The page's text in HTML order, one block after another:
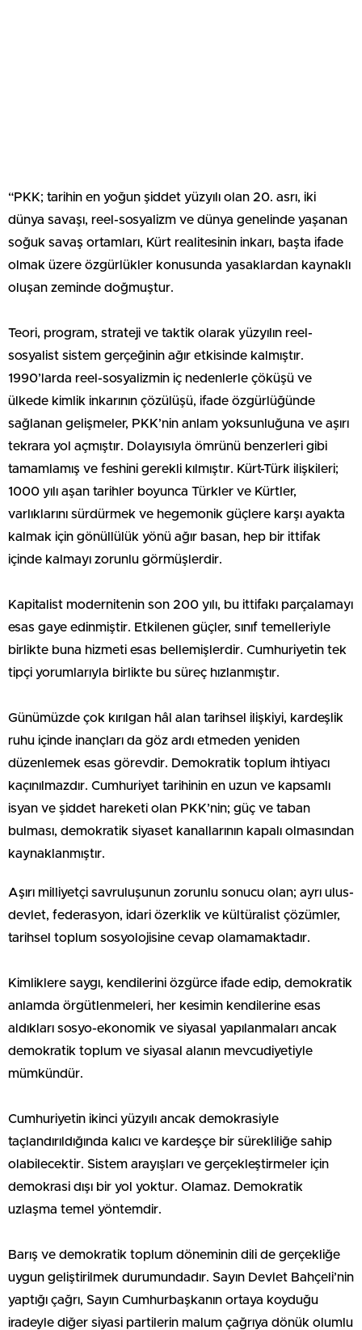
“PKK; tarihin en yoğun şiddet yüzyılı olan 20. asrı, iki
dünya savaşı, reel-sosyalizm ve dünya genelinde yaşanan
soğuk savaş ortamları, Kürt realitesinin inkarı, başta ifade
olmak üzere özgürlükler konusunda yasaklardan kaynaklı
oluşan zeminde doğmuştur.
Teori, program, strateji ve taktik olarak yüzyılın reel-
sosyalist sistem gerçeğinin ağır etkisinde kalmıştır.
1990’larda reel-sosyalizmin iç nedenlerle çöküşü ve
ülkede kimlik inkarının çözülüşü, ifade özgürlüğünde
sağlanan gelişmeler, PKK’nin anlam yoksunluğuna ve aşırı
tekrara yol açmıştır. Dolayısıyla ömrünü benzerleri gibi
tamamlamış ve feshini gerekli kılmıştır. Kürt-Türk ilişkileri;
1000 yılı aşan tarihler boyunca Türkler ve Kürtler,
varlıklarını sürdürmek ve hegemonik güçlere karşı ayakta
kalmak için gönüllülük yönü ağır basan, hep bir ittifak
içinde kalmayı zorunlu görmüşlerdir.
Kapitalist modernitenin son 200 yılı, bu ittifakı parçalamayı
esas gaye edinmiştir. Etkilenen güçler, sınıf temelleriyle
birlikte buna hizmeti esas bellemişlerdir. Cumhuriyetin tek
tipçi yorumlarıyla birlikte bu süreç hızlanmıştır.
Günümüzde çok kırılgan hâl alan tarihsel ilişkiyi, kardeşlik
ruhu içinde inançları da göz ardı etmeden yeniden
düzenlemek esas görevdir. Demokratik toplum ihtiyacı
kaçınılmazdır. Cumhuriyet tarihinin en uzun ve kapsamlı
isyan ve şiddet hareketi olan PKK’nin; güç ve taban
bulması, demokratik siyaset kanallarının kapalı olmasından
kaynaklanmıştır.
Aşırı milliyetçi savruluşunun zorunlu sonucu olan; ayrı ulus-
devlet, federasyon, idari özerklik ve kültüralist çözümler,
tarihsel toplum sosyolojisine cevap olamamaktadır.
Kimliklere saygı, kendilerini özgürce ifade edip, demokratik
anlamda örgütlenmeleri, her kesimin kendilerine esas
aldıkları sosyo-ekonomik ve siyasal yapılanmaları ancak
demokratik toplum ve siyasal alanın mevcudiyetiyle
mümkündür.
Cumhuriyetin ikinci yüzyılı ancak demokrasiyle
taçlandırıldığında kalıcı ve kardeşçe bir sürekliliğe sahip
olabilecektir. Sistem arayışları ve gerçekleştirmeler için
demokrasi dışı bir yol yoktur. Olamaz. Demokratik
uzlaşma temel yöntemdir.
Barış ve demokratik toplum döneminin dili de gerçekliğe
uygun geliştirilmek durumundadır. Sayın Devlet Bahçeli’nin
yaptığı çağrı, Sayın Cumhurbaşkanın ortaya koyduğu
iradeyle diğer siyasi partilerin malum çağrıya dönük olumlu